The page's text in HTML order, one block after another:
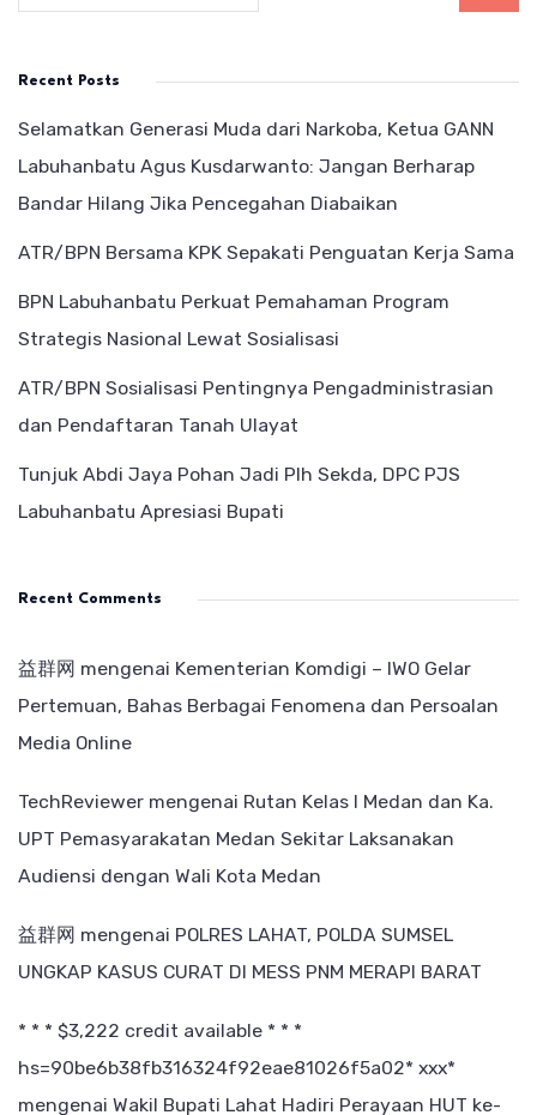
Recent Posts
Selamatkan Generasi Muda dari Narkoba, Ketua GANN
Labuhanbatu Agus Kusdarwanto: Jangan Berharap
Bandar Hilang Jika Pencegahan Diabaikan
ATR/BPN Bersama KPK Sepakati Penguatan Kerja Sama
BPN Labuhanbatu Perkuat Pemahaman Program
Strategis Nasional Lewat Sosialisasi
ATR/BPN Sosialisasi Pentingnya Pengadministrasian
dan Pendaftaran Tanah Ulayat
Tunjuk Abdi Jaya Pohan Jadi Plh Sekda, DPC PJS
Labuhanbatu Apresiasi Bupati
Recent Comments
益群网 mengenai Kementerian Komdigi – IWO Gelar
Pertemuan, Bahas Berbagai Fenomena dan Persoalan
Media Online
TechReviewer mengenai Rutan Kelas I Medan dan Ka.
UPT Pemasyarakatan Medan Sekitar Laksanakan
Audiensi dengan Wali Kota Medan
益群网 mengenai POLRES LAHAT, POLDA SUMSEL
UNGKAP KASUS CURAT DI MESS PNM MERAPI BARAT
* * * $3,222 credit available * * *
hs=90be6b38fb316324f92eae81026f5a02* ххх*
mengenai Wakil Bupati Lahat Hadiri Perayaan HUT ke-